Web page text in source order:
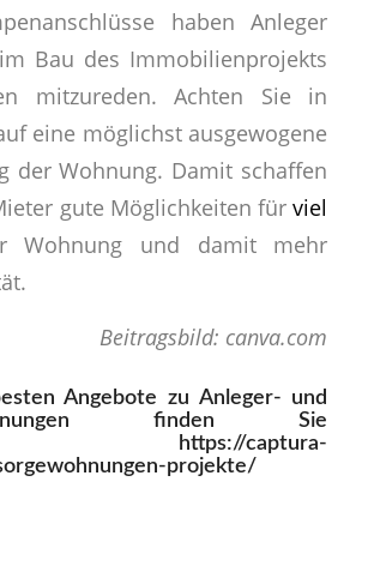
haben Anleger
Bau des Immobilienprojekts
mitzureden. Achten Sie in
eine möglichst ausgewogene
der Wohnung. Damit schaffen
gute Möglichkeiten fürviel
und damit mehr
Beitragsbild: canva.com
Angebote zu Anleger- und
finden Sie
https://captura-
projekte/